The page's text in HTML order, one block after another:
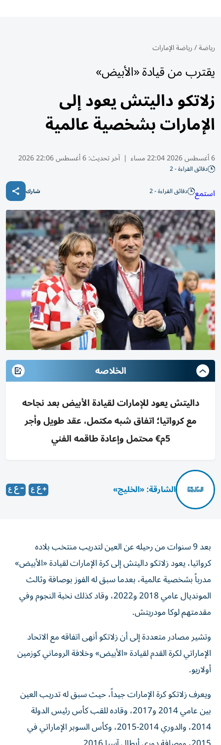
رياضة/رياضة الإمارات
يقترب من قيادة «الأبيض»
زلاتكو داليتش يعود إلى
الإمارات بشخصية عالمية
6 أغسطس 2026 22:04 مساء | آخر تحديث:6 أغسطس 22:06 2026
دقائق القراءة - 2
استمع دقائق القراءة - 2 شارك
الخلاصه
داليتش يعود للإمارات لقيادة الأبيض بعد نجاحه
مع كرواتيا؛ اتفاق شبه مكتمل، عقد طويل وأجر
5م€ محتمل وإعادة طاقمه الفني
الشارقة: «الخليج»
كرواتيا، يعود زلاتكو داليتش إلى كرة الإمارات لقيادة «الأبيض»
مدرباً بشخصية عالمية، بعدما سبق له الفوز بوصافة وثالث
المونديال عامي 2018 و2022، وقاد كذلك نخبة النجوم وفي
مقدمتهم لوكا مودريتش.
وتشير مصادر متعددة إلى أن زلاتكو أنهى اتفاقه مع الاتحاد
الإماراتي لكرة القدم لقيادة «الأبيض» وخلافة الروماني كوزمين
أولاريو.
ويعرف زلاتكو كرة الإمارات جيداً، حيث سبق له تدريب العين
بين عامي 2014 و2017، وقاده للقب كأس رئيس الدولة
2014، والدوري 2014-2015، وكأس السوبر الإماراتي في
2015، ووصافة دوري أبطال آسيا 2016.